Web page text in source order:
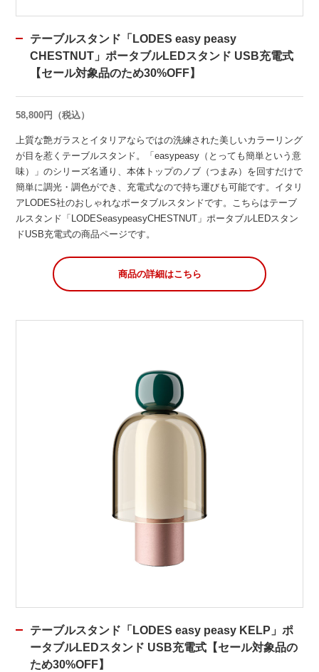
テーブルスタンド「LODES easy peasy
CHESTNUT」ポータブルLEDスタンド USB充電式
【セール対象品のため30%OFF】
58,800円（税込）
上質な艶ガラスとイタリアならではの洗練された美しいカラーリング
が目を惹くテーブルスタンド。「easypeasy（とっても簡単という意
味）」のシリーズ名通り、本体トップのノブ（つまみ）を回すだけで
簡単に調光・調色ができ、充電式なので持ち運びも可能です。イタリ
アLODES社のおしゃれなポータブルスタンドです。こちらはテーブ
ルスタンド「LODESeasypeasyCHESTNUT」ポータブルLEDスタン
ドUSB充電式の商品ページです。
商品の詳細はこちら
テーブルスタンド「LODES easy peasy KELP」ポ
ータブルLEDスタンド USB充電式【セール対象品の
ため30%OFF】